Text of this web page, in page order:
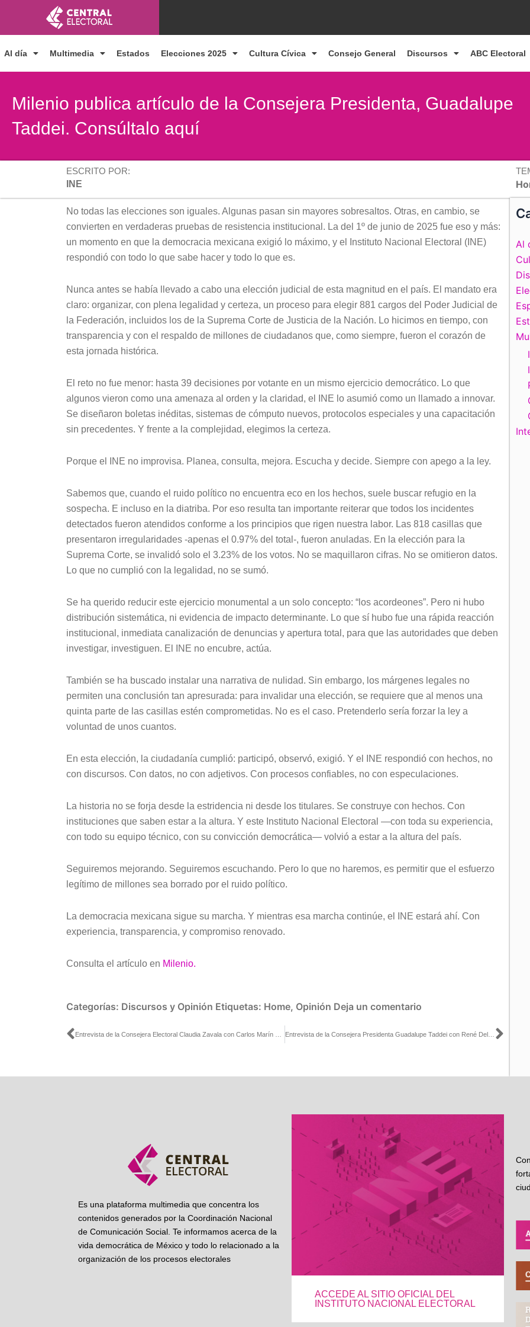
contenido
Al día Multimedia Estados Elecciones 2025 Cultura Cívica Consejo General Discursos ABC Electoral
Milenio publica artículo de la Consejera Presidenta, Guadalupe
Taddei. Consúltalo aquí
ESCRITO POR:
INE
No todas las elecciones son iguales. Algunas pasan sin mayores sobresaltos. Otras, en cambio, se
convierten en verdaderas pruebas de resistencia institucional. La del 1º de junio de 2025 fue eso y más:
un momento en que la democracia mexicana exigió lo máximo, y el Instituto Nacional Electoral (INE)
respondió con todo lo que sabe hacer y todo lo que es.
Nunca antes se había llevado a cabo una elección judicial de esta magnitud en el país. El mandato era
claro: organizar, con plena legalidad y certeza, un proceso para elegir 881 cargos del Poder Judicial de
la Federación, incluidos los de la Suprema Corte de Justicia de la Nación. Lo hicimos en tiempo, con
transparencia y con el respaldo de millones de ciudadanos que, como siempre, fueron el corazón de
esta jornada histórica.
El reto no fue menor: hasta 39 decisiones por votante en un mismo ejercicio democrático. Lo que
algunos vieron como una amenaza al orden y la claridad, el INE lo asumió como un llamado a innovar.
Se diseñaron boletas inéditas, sistemas de cómputo nuevos, protocolos especiales y una capacitación
sin precedentes. Y frente a la complejidad, elegimos la certeza.
Porque el INE no improvisa. Planea, consulta, mejora. Escucha y decide. Siempre con apego a la ley.
Sabemos que, cuando el ruido político no encuentra eco en los hechos, suele buscar refugio en la
sospecha. E incluso en la diatriba. Por eso resulta tan importante reiterar que todos los incidentes
detectados fueron atendidos conforme a los principios que rigen nuestra labor. Las 818 casillas que
presentaron irregularidades -apenas el 0.97% del total-, fueron anuladas. En la elección para la
Suprema Corte, se invalidó solo el 3.23% de los votos. No se maquillaron cifras. No se omitieron datos.
Lo que no cumplió con la legalidad, no se sumó.
Se ha querido reducir este ejercicio monumental a un solo concepto: “los acordeones”. Pero ni hubo
distribución sistemática, ni evidencia de impacto determinante. Lo que sí hubo fue una rápida reacción
institucional, inmediata canalización de denuncias y apertura total, para que las autoridades que deben
investigar, investiguen. El INE no encubre, actúa.
También se ha buscado instalar una narrativa de nulidad. Sin embargo, los márgenes legales no
permiten una conclusión tan apresurada: para invalidar una elección, se requiere que al menos una
quinta parte de las casillas estén comprometidas. No es el caso. Pretenderlo sería forzar la ley a
voluntad de unos cuantos.
En esta elección, la ciudadanía cumplió: participó, observó, exigió. Y el INE respondió con hechos, no
con discursos. Con datos, no con adjetivos. Con procesos confiables, no con especulaciones.
La historia no se forja desde la estridencia ni desde los titulares. Se construye con hechos. Con
instituciones que saben estar a la altura. Y este Instituto Nacional Electoral —con toda su experiencia,
con todo su equipo técnico, con su convicción democrática— volvió a estar a la altura del país.
Seguiremos mejorando. Seguiremos escuchando. Pero lo que no haremos, es permitir que el esfuerzo
legítimo de millones sea borrado por el ruido político.
La democracia mexicana sigue su marcha. Y mientras esa marcha continúe, el INE estará ahí. Con
experiencia, transparencia, y compromiso renovado.
Consulta el artículo en Milenio.
Categorías: Discursos y Opinión Etiquetas: Home, Opinión Deja un comentario
Ant
Al
Es una plataforma multimedia que concentra los
contenidos generados por la Coordinación Nacional
de Comunicación Social. Te informamos acerca de la
vida democrática de México y todo lo relacionado a la
organización de los procesos electorales
ACCEDE AL SITIO OFICIAL DEL
INSTITUTO NACIONAL ELECTORAL